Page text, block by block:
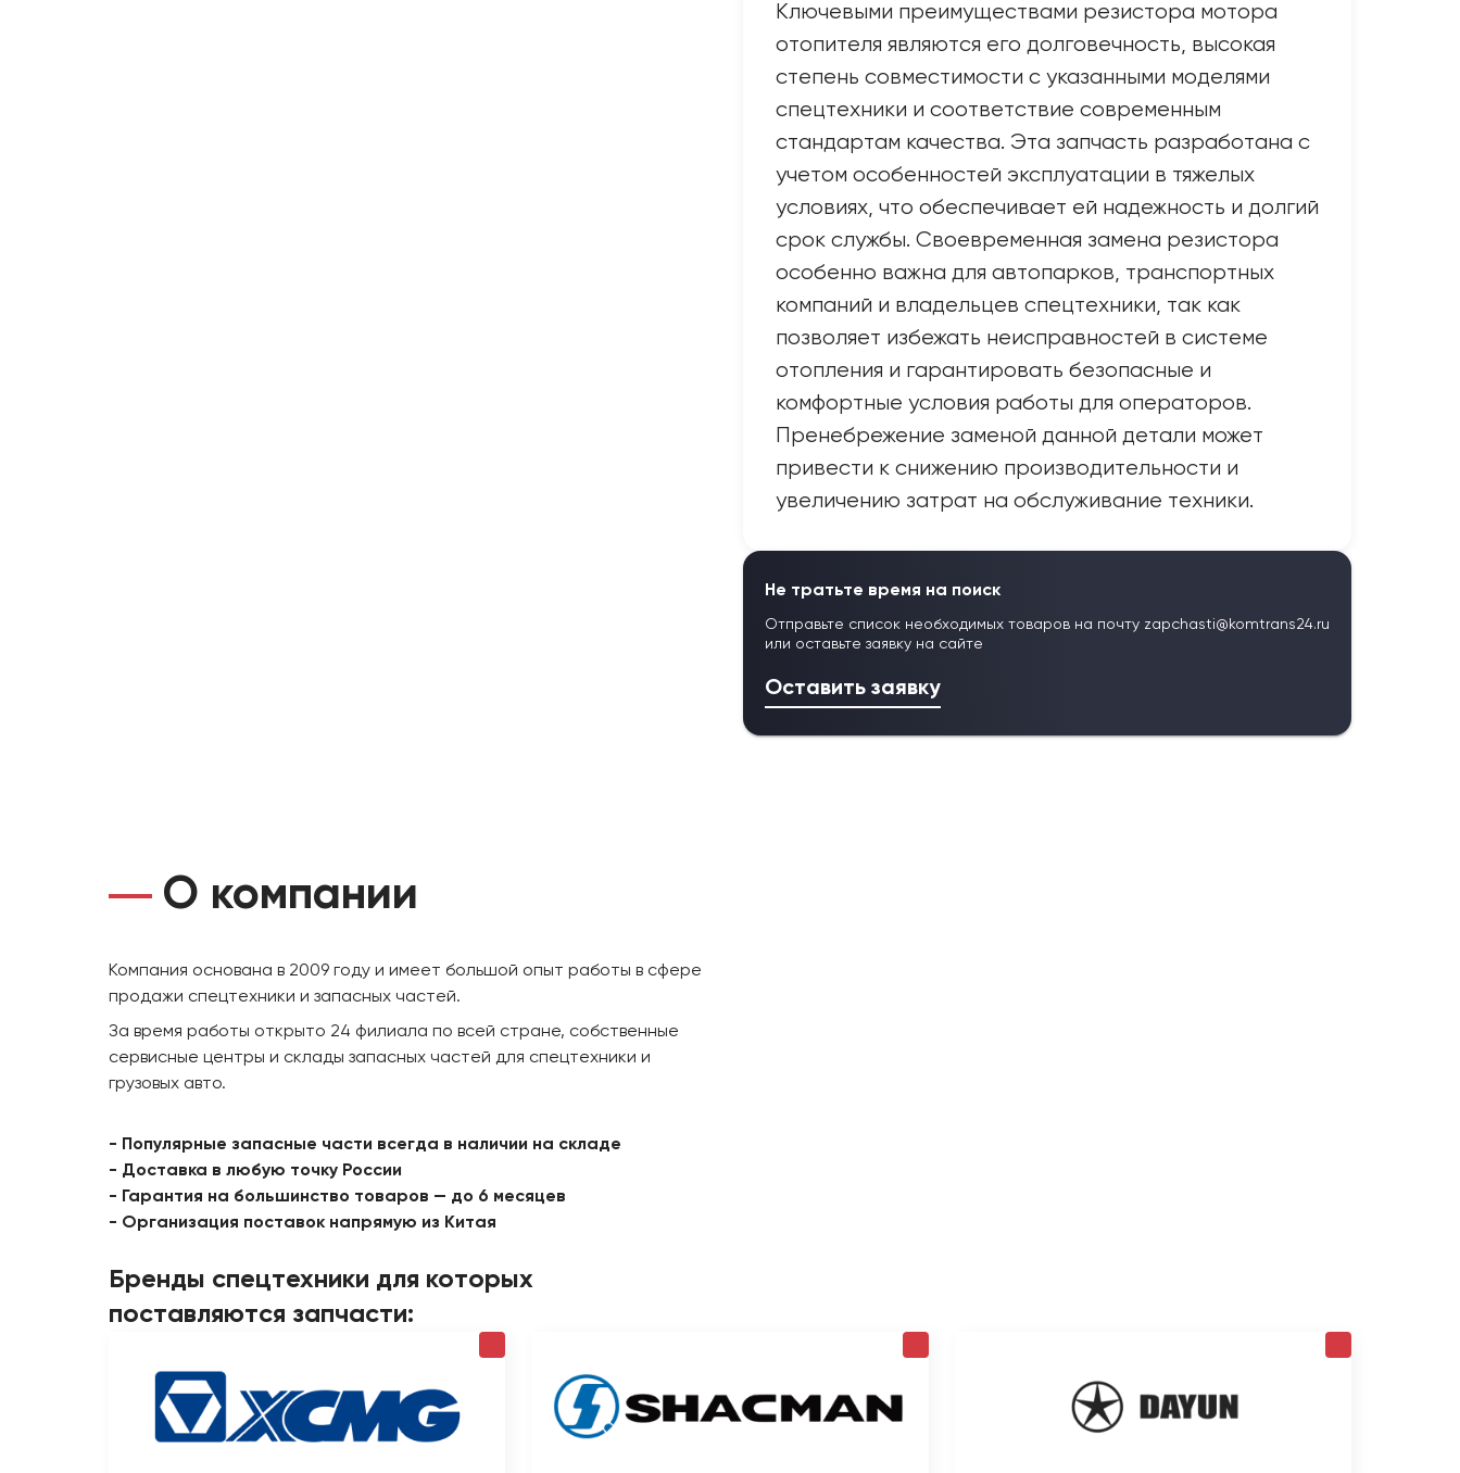
Ключевыми преимуществами резистора мотора
отопителя являются его долговечность, высокая
степень совместимости с указанными моделями
спецтехники и соответствие современным
стандартам качества. Эта запчасть разработана с
учетом особенностей эксплуатации в тяжелых
условиях, что обеспечивает ей надежность и долгий
срок службы. Своевременная замена резистора
особенно важна для автопарков, транспортных
компаний и владельцев спецтехники, так как
позволяет избежать неисправностей в системе
отопления и гарантировать безопасные и
комфортные условия работы для операторов.
Пренебрежение заменой данной детали может
привести к снижению производительности и
увеличению затрат на обслуживание техники.
Не тратьте время на поиск
Отправьте список необходимых товаров на почту zapchasti@komtrans24.ru
или оставьте заявку на сайте
Оставить заявку
О компании
Компания основана в 2009 году и имеет большой опыт работы в сфере
продажи спецтехники и запасных частей.
За время работы открыто 24 филиала по всей стране, собственные
сервисные центры и склады запасных частей для спецтехники и
грузовых авто.
- Популярные запасные части всегда в наличии на складе
- Доставка в любую точку России
- Гарантия на большинство товаров — до 6 месяцев
- Организация поставок напрямую из Китая
Бренды спецтехники для которых
поставляются запчасти: